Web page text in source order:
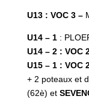
U13 : VOC 3 –
U14 – 1:
U14 – 2 : VOC
U15 – 1 : VOC
+ 2 poteaux et
(62è) et